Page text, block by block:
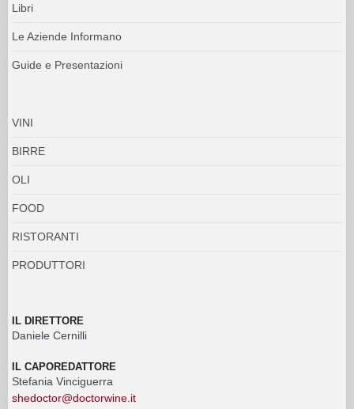
Libri
Le Aziende Informano
Guide e Presentazioni
VINI
BIRRE
OLI
FOOD
RISTORANTI
PRODUTTORI
IL DIRETTORE
Daniele Cernilli
IL CAPOREDATTORE
Stefania Vinciguerra
shedoctor@doctorwine.it